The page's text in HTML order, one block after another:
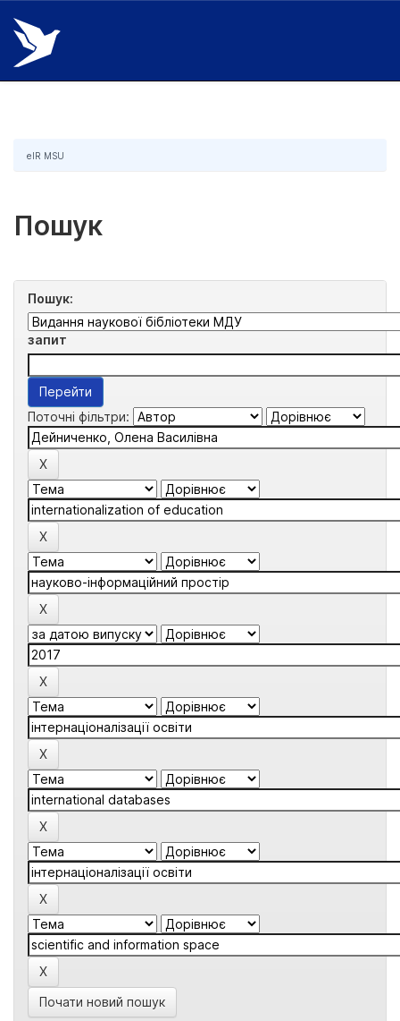
Skip
navigation
eIR MSU
Пошук
Пошук:
запит
Поточні фільтри:
Почати новий пошук